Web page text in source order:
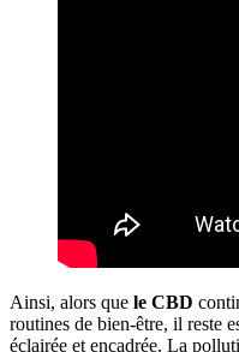
Ainsi, alors que le CBD
routines de bien-être, il reste
éclairée et encadrée. La